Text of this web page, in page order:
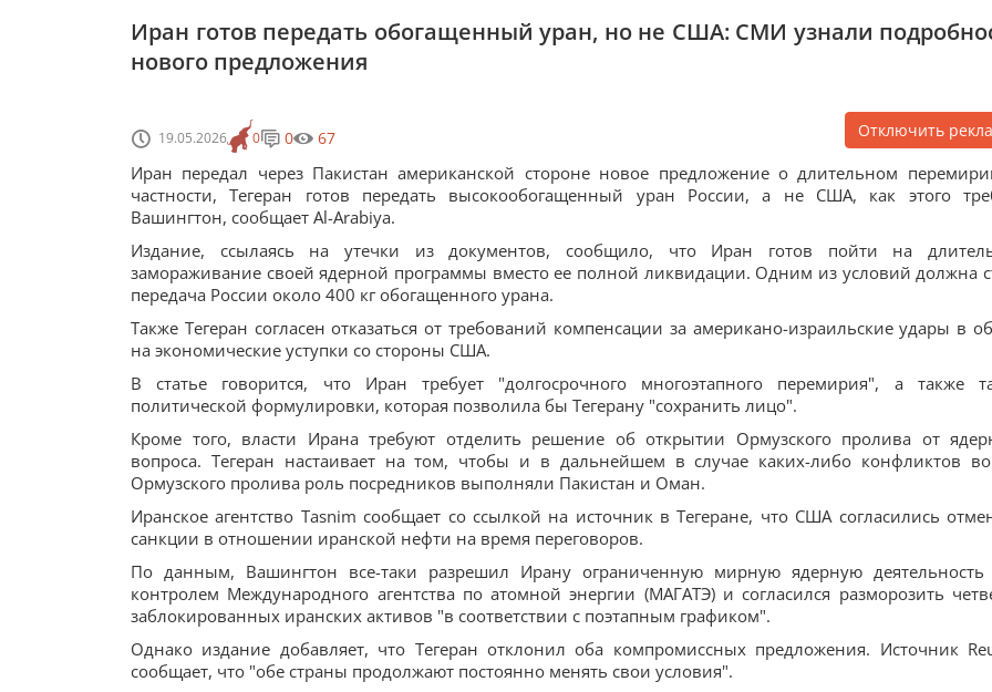
Иран готов передать обогащенный уран, но не США: СМИ узнали
нового предложения
19.05.2026 0 0 67 Отключить
Иран передал через Пакистан американской стороне новое предложение о длительном
частности, Тегеран готов передать высокообогащенный уран России, а не США, как этого
Вашингтон, сообщает Al-Arabiya.
Издание, ссылаясь на утечки из документов, сообщило, что Иран готов пойти на
замораживание своей ядерной программы вместо ее полной ликвидации. Одним из условий должна
передача России около 400 кг обогащенного урана.
Также Тегеран согласен отказаться от требований компенсации за американо-израильские удары в
на экономические уступки со стороны США.
В статье говорится, что Иран требует "долгосрочного многоэтапного перемирия", а также
политической формулировки, которая позволила бы Тегерану "сохранить лицо".
Кроме того, власти Ирана требуют отделить решение об открытии Ормузского пролива от
вопроса. Тегеран настаивает на том, чтобы и в дальнейшем в случае каких-либо конфликтов
Ормузского пролива роль посредников выполняли Пакистан и Оман.
Иранское агентство Tasnim сообщает со ссылкой на источник в Тегеране, что США согласились
санкции в отношении иранской нефти на время переговоров.
По данным, Вашингтон все-таки разрешил Ирану ограниченную мирную ядерную деятельность
контролем Международного агентства по атомной энергии (МАГАТЭ) и согласился разморозить
заблокированных иранских активов "в соответствии с поэтапным графиком".
Однако издание добавляет, что Тегеран отклонил оба компромиссных предложения. Источник
сообщает, что "обе страны продолжают постоянно менять свои условия".